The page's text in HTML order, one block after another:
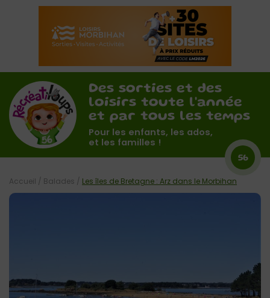
Des sorties et des
loisirs toute l'année
et par tous les temps
Pour les enfants, les ados,
et les familles !
56
Accueil / Balades / Les îles de Bretagne : Arz dans le Morbihan